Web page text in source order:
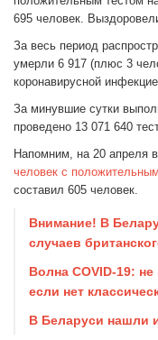
695 человек.
За весь период
умерли 6 917 (плюс 3
коронавирусной
За минувшие сутки
проведено 13 071 640
Напомним, на 20 апреля
человек с
составил 605 человек.
Внимание! В
случаев
Волна COVID-19:
если нет
В Беларуси нашли